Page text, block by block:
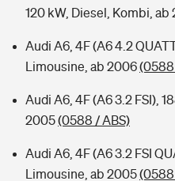
120 kW, Diesel, Kombi, ab
Audi A6, 4F (A6 4.2
Limousine, ab 2006(0588
Audi A6, 4F (A6 3.2 FSI),
2005(0588 / ABS)
Audi A6, 4F (A6 3.2 FSI
Limousine, ab 2005